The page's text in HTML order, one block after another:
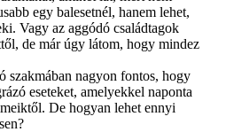
egy balesetnél, hanem lehet,
Vagy az aggódó családtagok
de már úgy látom, hogy mindez
szakmában nagyon fontos, hogy
eseteket, amelyekkel naponta
De hogyan lehet ennyi